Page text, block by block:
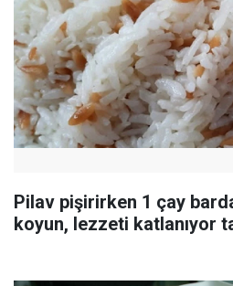
Pilav pişirirken 1 çay
koyun, lezzeti katlanıyor